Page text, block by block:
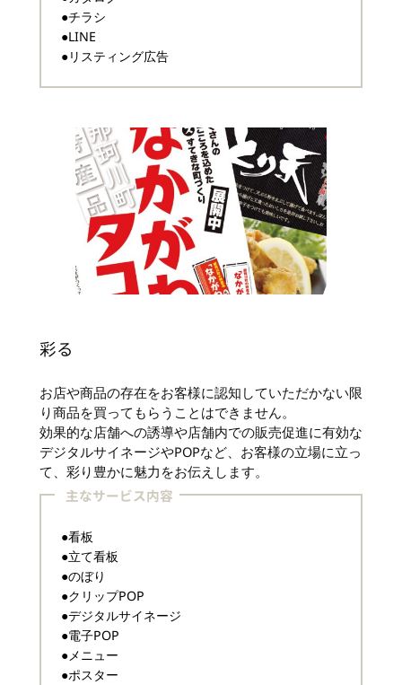
●チラシ
●LINE
●リスティング広告
彩る
お店や商品の存在をお客様に認知していただかない限
り商品を買ってもらうことはできません。
効果的な店舗への誘導や店舗内での販売促進に有効な
デジタルサイネージやPOPなど、お客様の立場に立っ
て、彩り豊かに魅力をお伝えします。
主なサービス内容
●看板
●立て看板
●のぼり
●クリップPOP
●デジタルサイネージ
●電子POP
●メニュー
●ポスター